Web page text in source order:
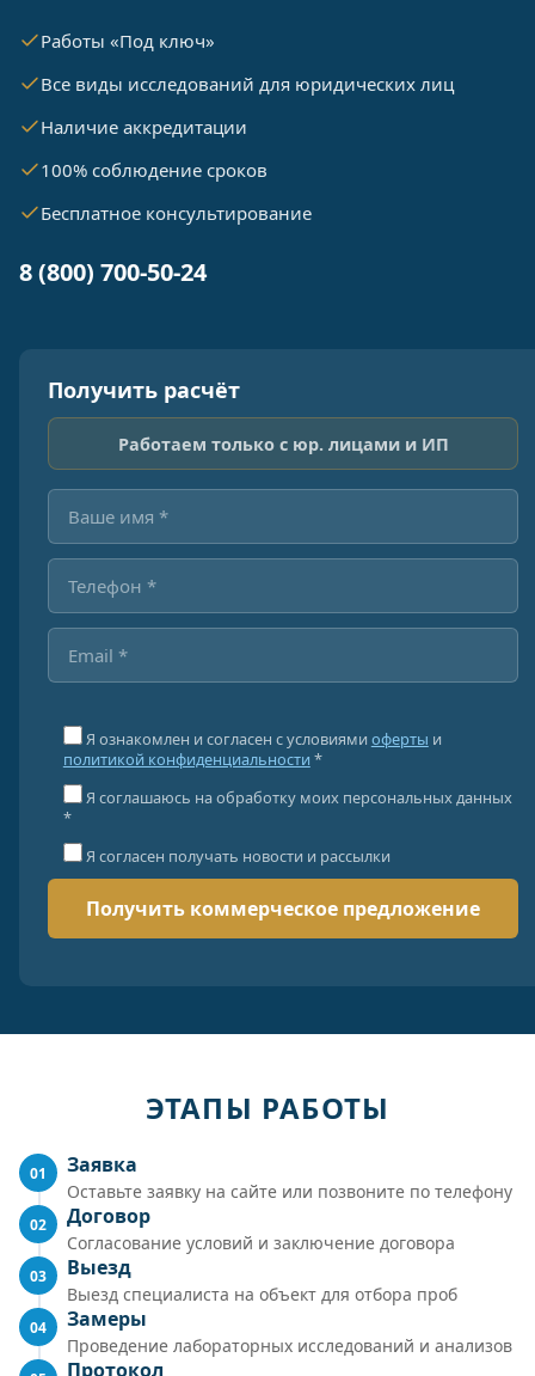
Работы «Под ключ»
Все виды исследований для юридических лиц
Наличие аккредитации
100% соблюдение сроков
Бесплатное консультирование
8 (800) 700-50-24
Получить расчёт
Работаем только с юр. лицами и ИП
Я ознакомлен и согласен с условиями оферты и
политикой конфиденциальности *
Я соглашаюсь на обработку моих персональных данных
*
Я согласен получать новости и рассылки
ЭТАПЫ РАБОТЫ
01 Заявка
Оставьте заявку на сайте или позвоните по телефону
02 Договор
Согласование условий и заключение договора
03 Выезд
Выезд специалиста на объект для отбора проб
04 Замеры
Проведение лабораторных исследований и анализов
Протокол